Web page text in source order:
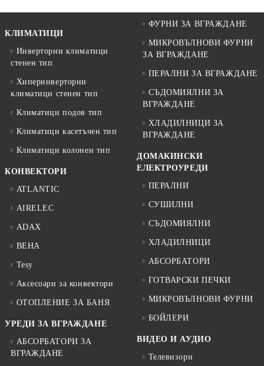
КЛИМАТИЦИ
Инверторни климатици
стенен тип
Хиперинверторни
климатици стенен тип
Климатици подов тип
Климатици касетъчен тип
Климатици колонен тип
КОНВЕКТОРИ
ATLANTIC
AIRELEC
ADAX
BEHA
Tesy
Аксесоари за конвектори
ОТОПЛЕНИЕ ЗА БАНЯ
УРЕДИ ЗА ВГРАЖДАНЕ
АБСОРБАТОРИ ЗА
ВГРАЖДАНЕ
ФУРНИ ЗА ВГРАЖДАНЕ
МИКРОВЪЛНОВИ ФУРНИ
ЗА ВГРАЖДАНЕ
ПЕРАЛНИ ЗА ВГРАЖДАНЕ
СЪДОМИЯЛНИ ЗА
ВГРАЖДАНЕ
ХЛАДИЛНИЦИ ЗА
ВГРАЖДАНЕ
ДОМАКИНСКИ
ЕЛЕКТРОУРЕДИ
ПЕРАЛНИ
СУШИЛНИ
СЪДОМИЯЛНИ
ХЛАДИЛНИЦИ
АБСОРБАТОРИ
ГОТВАРСКИ ПЕЧКИ
МИКРОВЪЛНОВИ ФУРНИ
БОЙЛЕРИ
ВИДЕО И АУДИО
Телевизори